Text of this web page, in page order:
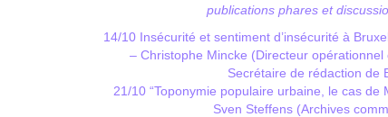
publications phares et
14/10 Insécurité et sentiment d’insécurité à
– Christophe Mincke (Directeur
Secrétaire de rédaction de
21/10 “Toponymie populaire urbaine, le cas de
Sven Steffens (Archives